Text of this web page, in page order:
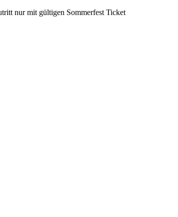
nur mit gültigen Sommerfest Ticket